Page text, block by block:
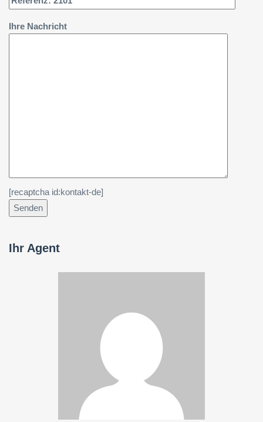
Ihre Nachricht
[recaptcha id:kontakt-de]
Ihr Agent